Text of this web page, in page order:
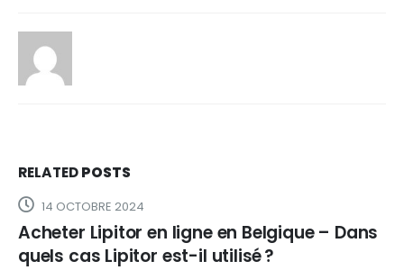
RELATEDPOSTS
14 OCTOBRE 2024
Acheter Lipitor en ligne en Belgique – Dans
quels cas Lipitor est-il utilisé ?